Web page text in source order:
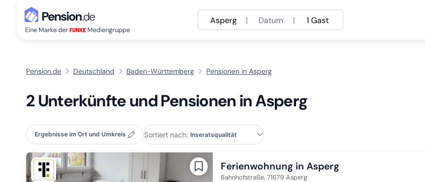
Eine Marke der Mediengruppe
Asperg | Datum | 1 Gast
Pension.de Deutschland Baden-Württemberg Pensionen in Asperg
2 Unterkünfte und Pensionen in Asperg
Ergebnisse im Ort und Umkreis Sortiert nach:
Ferienwohnung in Asperg
Bahnhofstraße, 71679 Asperg